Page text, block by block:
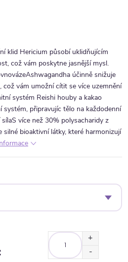
klid Hericium působí uklidňujícím
což vám poskytne jasnější mysl.
účinně snižuje
vám umožní cítit se více uzemnění
systém Reishi houby a kakao
systém, připravujíc tělo na každodenní
více než 30% polysacharidy z
bioaktivní látky, které harmonizují